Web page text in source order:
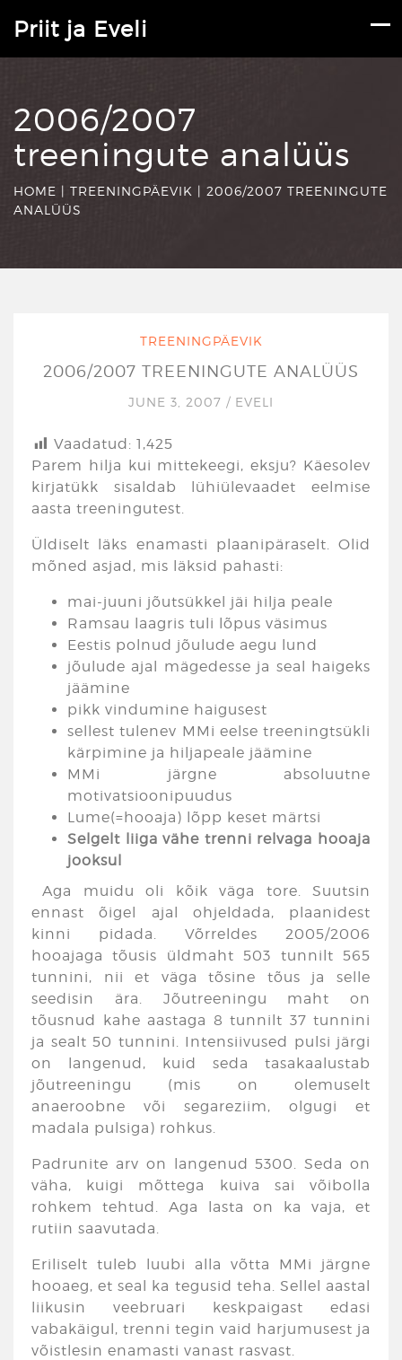
Priit ja Eveli
2006/2007
treeningute analüüs
HOME | TREENINGPÄEVIK | 2006/2007 TREENINGUTE
ANALÜÜS
TREENINGPÄEVIK
2006/2007 TREENINGUTE ANALÜÜS
JUNE 3, 2007 / EVELI
Vaadatud: 1,425
Parem hilja kui mittekeegi, eksju? Käesolev
kirjatükk sisaldab lühiülevaadet eelmise
aasta treeningutest.
Üldiselt läks enamasti plaanipäraselt. Olid
mõned asjad, mis läksid pahasti:
mai-juuni jõutsükkel jäi hilja peale
Ramsau laagris tuli lõpus väsimus
Eestis polnud jõulude aegu lund
jõulude ajal mägedesse ja seal haigeks
jäämine
pikk vindumine haigusest
sellest tulenev MMi eelse treeningtsükli
kärpimine ja hiljapeale jäämine
MMi järgne absoluutne
motivatsioonipuudus
Lume(=hooaja) lõpp keset märtsi
Selgelt liiga vähe trenni relvaga hooaja
jooksul
Aga muidu oli kõik väga tore. Suutsin
ennast õigel ajal ohjeldada, plaanidest
kinni pidada. Võrreldes 2005/2006
hooajaga tõusis üldmaht 503 tunnilt 565
tunnini, nii et väga tõsine tõus ja selle
seedisin ära. Jõutreeningu maht on
tõusnud kahe aastaga 8 tunnilt 37 tunnini
ja sealt 50 tunnini. Intensiivused pulsi järgi
on langenud, kuid seda tasakaalustab
jõutreeningu (mis on olemuselt
anaeroobne või segareziim, olgugi et
madala pulsiga) rohkus.
Padrunite arv on langenud 5300. Seda on
väha, kuigi mõttega kuiva sai võibolla
rohkem tehtud. Aga lasta on ka vaja, et
rutiin saavutada.
Eriliselt tuleb luubi alla võtta MMi järgne
hooaeg, et seal ka tegusid teha. Sellel aastal
liikusin veebruari keskpaigast edasi
vabakäigul, trenni tegin vaid harjumusest ja
võistlesin enamasti vanast rasvast.